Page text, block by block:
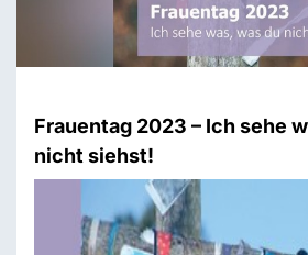
Frauentag 2023 – Ich sehe
nicht siehst!